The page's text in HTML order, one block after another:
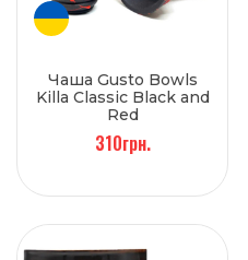
Чаша Gusto Bowls
Killa Classic Black and
Red
310грн.